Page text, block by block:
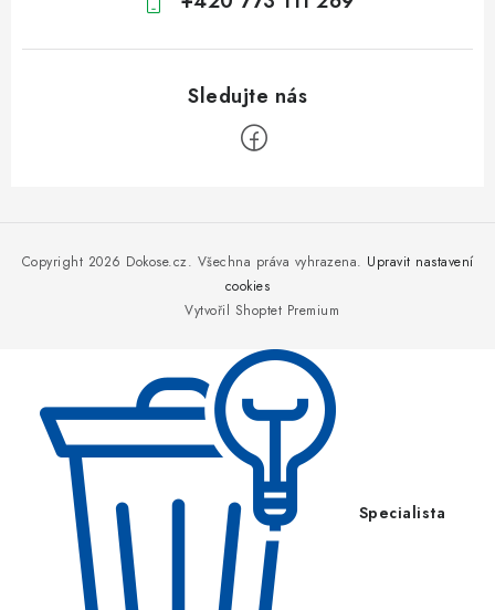
Vytvořil Shoptet Premium
Copyright 2026 Dokose.cz. Všechna práva vyhrazena. Upravit nastavení
cookies
Specialista